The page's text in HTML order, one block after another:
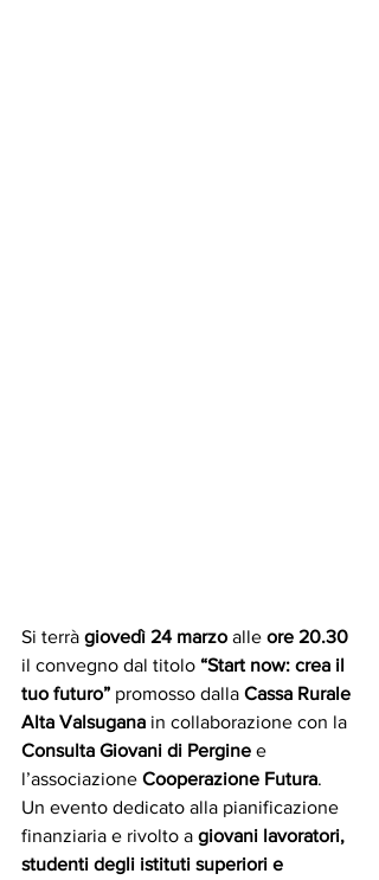
Si terrà giovedì 24 marzo alle ore 20.30
il convegno dal titolo “Start now: crea il
tuo futuro” promosso dalla Cassa Rurale
Alta Valsugana in collaborazione con la
Consulta Giovani di Pergine e
l’associazione Cooperazione Futura.
Un evento dedicato alla pianificazione
finanziaria e rivolto a giovani lavoratori,
studenti degli istituti superiori e